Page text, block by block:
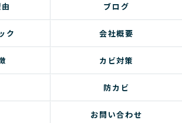
ブログ
ク 会社概要
カビ対策
防カビ
お問い合わせ